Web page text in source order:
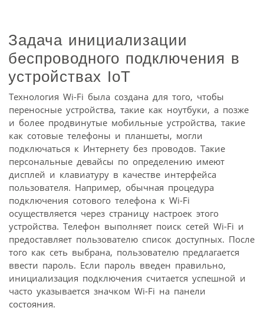
Задача инициализации
беспроводного подключения в
устройствах IoT
Технология Wi-Fi была создана для того, чтобы
переносные устройства, такие как ноутбуки, а позже
и более продвинутые мобильные устройства, такие
как сотовые телефоны и планшеты, могли
подключаться к Интернету без проводов. Такие
персональные девайсы по определению имеют
дисплей и клавиатуру в качестве интерфейса
пользователя. Например, обычная процедура
подключения сотового телефона к Wi-Fi
осуществляется через страницу настроек этого
устройства. Телефон выполняет поиск сетей Wi-Fi и
предоставляет пользователю список доступных. После
того как сеть выбрана, пользователю предлагается
ввести пароль. Если пароль введен правильно,
инициализация подключения считается успешной и
часто указывается значком Wi-Fi на панели
состояния.